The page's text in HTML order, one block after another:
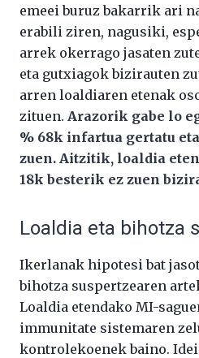
emeei buruz bakarrik ari
erabili ziren, nagusiki,
arrek okerrago jasaten
eta gutxiagok bizirauten
arren loaldiaren etenak
zituen. Arazorik gabe lo
% 68k infartua gertatu
zuen. Aitzitik, loaldia
18k besterik ez zuen
Loaldia eta bihotza
Ikerlanak hipotesi bat
bihotza suspertzearen
Loaldia etendako MI-
immunitate sistemaren
kontrolekoenek baino.